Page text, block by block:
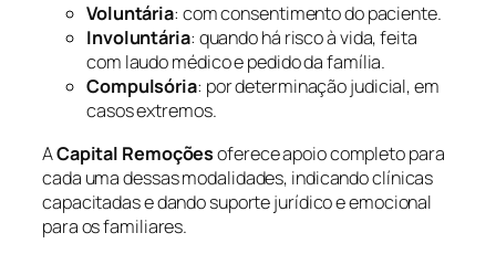
Voluntária: com consentimento do paciente.
Involuntária: quando há risco à vida, feita
com laudo médico e pedido da família.
Compulsória: por determinação judicial, em
casos extremos.
ACapital Remoçõesoferece apoio completo para
cada uma dessas modalidades, indicando clínicas
capacitadas e dando suporte jurídico e emocional
para os familiares.